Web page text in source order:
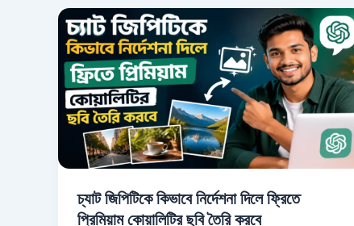
চ্যাট জিপিটিকে কিভাবে নির্দেশনা দিলে ফ্রিতে
প্রিমিয়াম কোয়ালিটির ছবি তৈরি করবে